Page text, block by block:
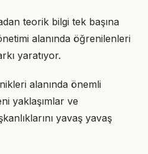
teorik bilgi tek başına
alanında öğrenilenleri
yaratıyor.
alanında önemli
yaklaşımlar ve
yavaş yavaş